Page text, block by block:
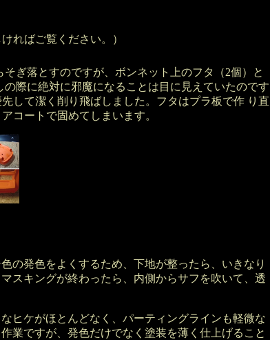
ればご覧ください。）
ぎ落とすのですが、ボンネット上のフタ（2個）と
際に絶対に邪魔になることは目に見えていたのです
して潔く削り飛ばしました。フタはプラ板で作 り直
コートで固めてしまいます。
の発色をよくするため、下地が整ったら、いきなり
スキングが終わったら、内側からサフを吹いて、透
ヒケがほとんどなく、パーティングラインも軽微な
業ですが、発色だけでなく塗装を薄く仕上げること